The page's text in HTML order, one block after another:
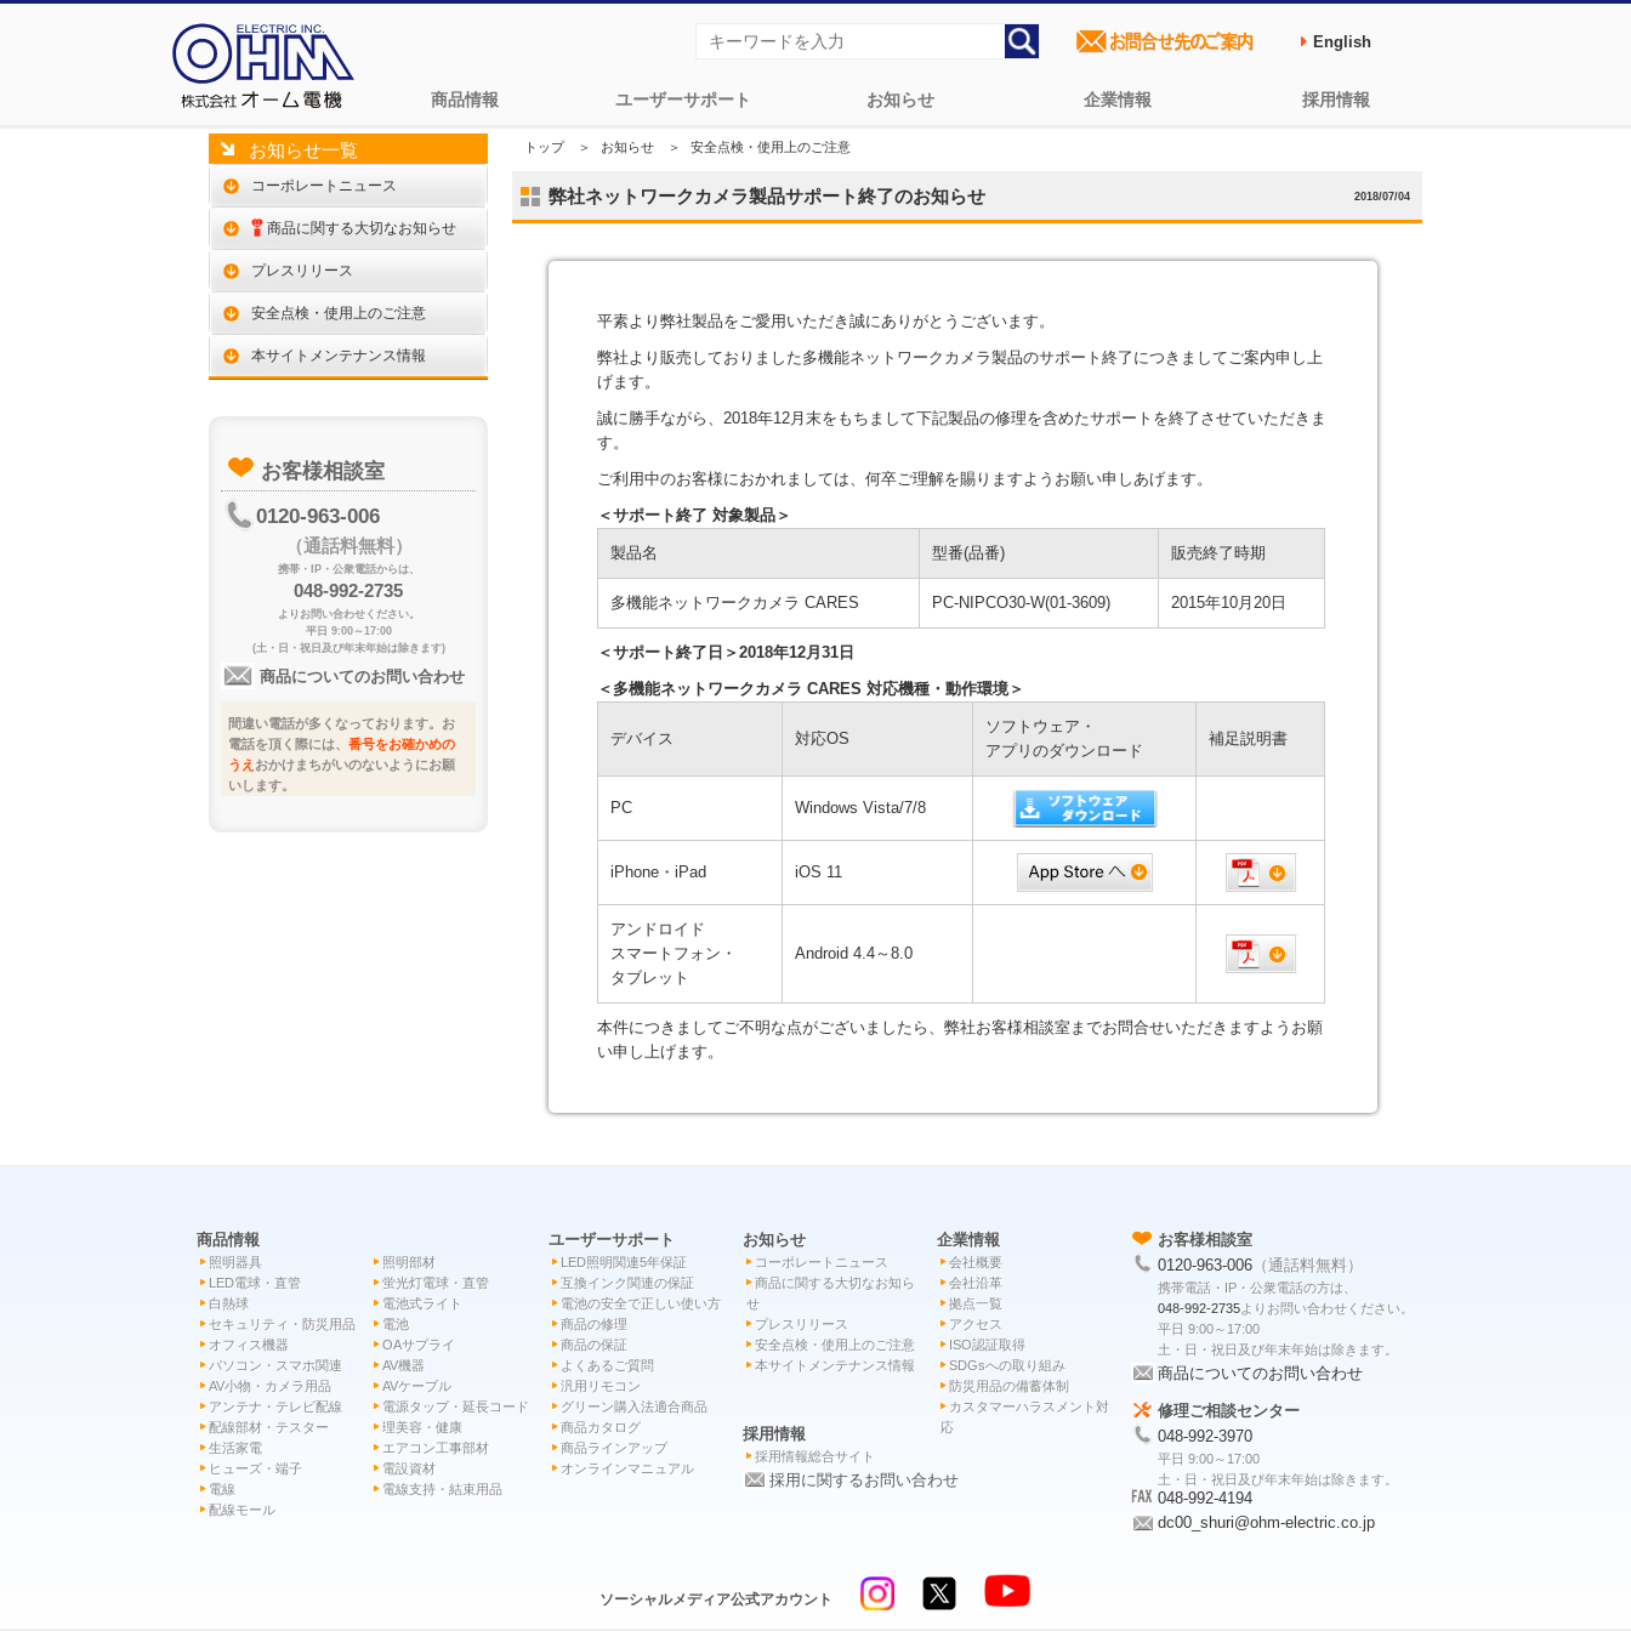
商品情報 ユーザーサポート お知らせ 企業情報 採用情報
English
お知らせ一覧
コーポレートニュース
商品に関する大切なお知らせ
プレスリリース
安全点検・使用上のご注意
本サイトメンテナンス情報
お客様相談室
0120-963-006
（通話料無料）
携帯・IP・公衆電話からは、
048-992-2735
よりお問い合わせください。
平日 9:00～17:00
(土・日・祝日及び年末年始は除きます)
商品についてのお問い合わせ
間違い電話が多くなっております。お
電話を頂く際には、 番号をお確かめの
うえ おかけまちがいのないようにお願
いします。
トップ＞ お知らせ ＞ 安全点検・使用上のご注意
弊社ネットワークカメラ製品サポート終了のお知らせ 2018/07/04
平素より弊社製品をご愛用いただき誠にありがとうございます。
弊社より販売しておりました多機能ネットワークカメラ製品のサポート終了につきましてご案内申し上
げます。
誠に勝手ながら、2018年12月末をもちまして下記製品の修理を含めたサポートを終了させていただきま
す。
ご利用中のお客様におかれましては、何卒ご理解を賜りますようお願い申しあげます。
＜サポート終了 対象製品＞
製品名 型番(品番) 販売終了時期
多機能ネットワークカメラ CARES PC-NIPCO30-W(01-3609) 2015年10月20日
＜サポート終了日＞2018年12月31日
＜多機能ネットワークカメラ CARES 対応機種・動作環境＞
デバイス 対応OS
ソフトウェア・
アプリのダウンロード
補足説明書
PC Windows Vista/7/8
iPhone・iPad iOS 11
アンドロイド
スマートフォン・
タブレット
Android 4.4～8.0
本件につきましてご不明な点がございましたら、弊社お客様相談室までお問合せいただきますようお願
い申し上げます。
商品情報
照明器具
照明部材
LED電球・直管
蛍光灯電球・直管
白熱球
電池式ライト
セキュリティ・防災用品
電池
オフィス機器
OAサプライ
パソコン・スマホ関連
AV機器
AV小物・カメラ用品
AVケーブル
アンテナ・テレビ配線
電源タップ・延長コード
配線部材・テスター
理美容・健康
生活家電
エアコン工事部材
ヒューズ・端子
電設資材
電線
電線支持・結束用品
配線モール
ユーザーサポート
LED照明関連5年保証
互換インク関連の保証
電池の安全で正しい使い方
商品の修理
商品の保証
よくあるご質問
汎用リモコン
グリーン購入法適合商品
商品カタログ
商品ラインアップ
オンラインマニュアル
お知らせ
コーポレートニュース
商品に関する大切なお知ら
せ
プレスリリース
安全点検・使用上のご注意
本サイトメンテナンス情報
企業情報
会社概要
会社沿革
拠点一覧
アクセス
ISO認証取得
SDGsへの取り組み
防災用品の備蓄体制
カスタマーハラスメント対
応
採用情報
採用情報総合サイト
採用に関するお問い合わせ
お客様相談室
0120-963-006 （通話料無料）
携帯電話・IP・公衆電話の方は、
048-992-2735よりお問い合わせください。
平日 9:00～17:00
土・日・祝日及び年末年始は除きます。
商品についてのお問い合わせ
修理ご相談センター
048-992-3970
平日 9:00～17:00
土・日・祝日及び年末年始は除きます。
048-992-4194
dc00_shuri@ohm-electric.co.jp
ソーシャルメディア公式アカウント